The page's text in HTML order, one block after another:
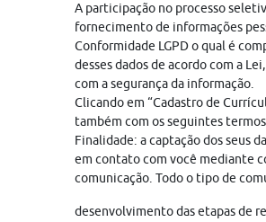
A participação no processo
fornecimento de informações
Conformidade LGPD o qual é
desses dados de acordo com a
com a segurança da informação.
Clicando em “Cadastro de
também com os seguintes
Finalidade: a captação dos seus
em contato com você mediante
comunicação. Todo o tipo de
desenvolvimento das etapas de